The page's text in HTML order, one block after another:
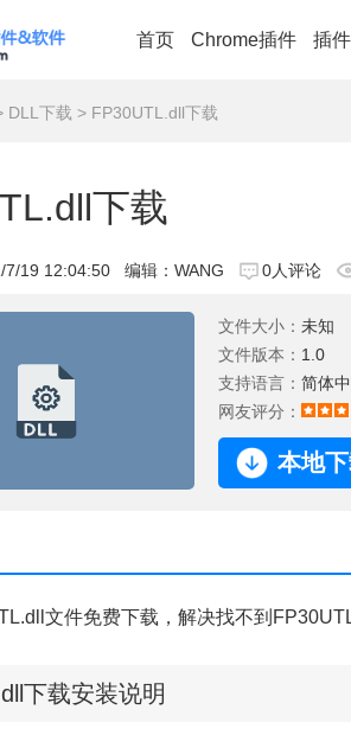
首页 Chrome插件 插
DLL下载 > FP30UTL.dll下载
下载
7/19 12:04:50 编辑：WANG 0人评论
文件大小： 未知
文件版本： 1.0
支持语言： 简体
网友评分：
本地
文件免费下载，解决找不到
下载安装说明